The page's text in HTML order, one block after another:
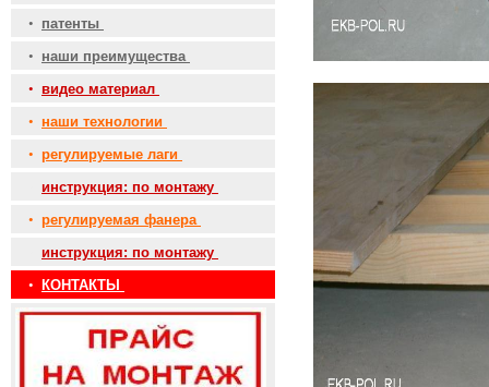
• патенты
• наши преимущества
• видео материал
• наши технологии
• регулируемые лаги
инструкция: по монтажу
• регулируемая фанера
инструкция: по монтажу
•
КОНТАКТЫ